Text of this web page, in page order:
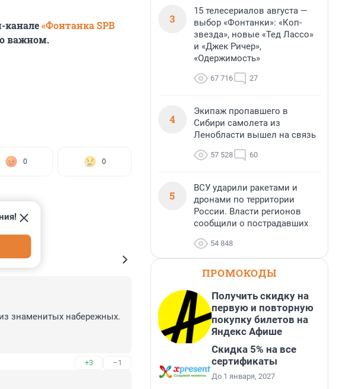
канале«Фонтанка SPB
важном.
0 0
знаменитых набережных.
+3 –1
3
15 телесериалов августа —
выбор «Фонтанки»: «Коп-
звезда», новые «Тед Лассо»
и «Джек Ричер»,
«Одержимость»
67 716 27
4
Экипаж пропавшего в
Сибири самолета из
Ленобласти вышел на связь
57 528 60
5
ВСУ ударили ракетами и
дронами по территории
России. Власти регионов
сообщили о пострадавших
54 848
ПРОМОКОДЫ
Получить скидку на
первую и повторную
покупку билетов на
Яндекс Афише
Скидка 5% на все
сертификаты
До 1 января, 2027